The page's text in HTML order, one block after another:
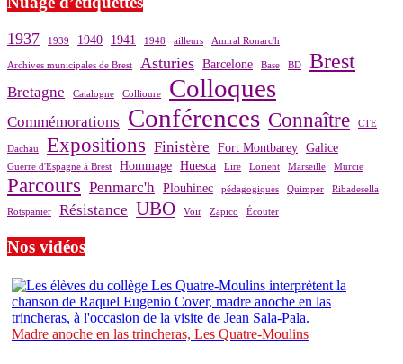
1937 1939 1940 1941 1948 ailleurs Amiral Ronarc'h
Archives municipales de Brest Asturies Barcelone Base BD Brest
Bretagne Catalogne Collioure Colloques
Commémorations Conférences Connaître CTE
Dachau Expositions Finistère Fort Montbarey Galice
Guerre d'Espagne à Brest Hommage Huesca Lire Lorient Marseille Murcie
Parcours Penmarc'h Plouhinec pédagogiques Quimper Ribadesella
Rotspanier Résistance UBO Voir Zapico Écouter
Nos vidéos
Madre anoche en las trincheras, Les Quatre-Moulins